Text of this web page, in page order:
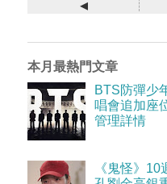
◂
本月最熱門文章
BTS防彈少
唱會追加座
管理詳情
《鬼怪》